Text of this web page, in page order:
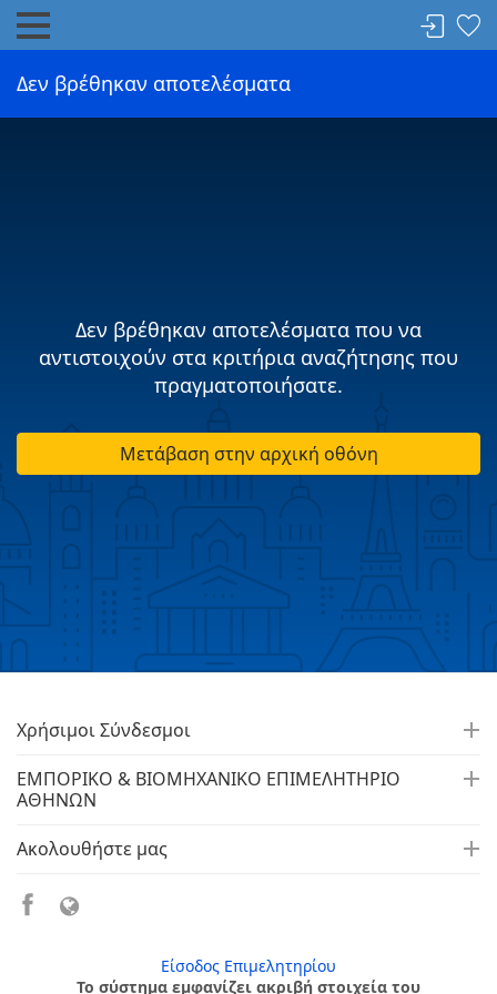
Δεν βρέθηκαν αποτελέσματα
Δεν βρέθηκαν αποτελέσματα που να
αντιστοιχούν στα κριτήρια αναζήτησης που
πραγματοποιήσατε.
Μετάβαση στην αρχική οθόνη
Χρήσιμοι Σύνδεσμοι
ΕΜΠΟΡΙΚΟ & ΒΙΟΜΗΧΑΝΙΚΟ ΕΠΙΜΕΛΗΤΗΡΙΟ
ΑΘΗΝΩΝ
Ακολουθήστε μας
Είσοδος Επιμελητηρίου
Το σύστημα εμφανίζει ακριβή στοιχεία του